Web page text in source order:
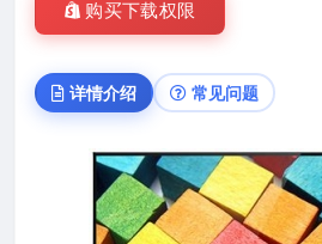
购买下载权限
详情介绍 常见问题